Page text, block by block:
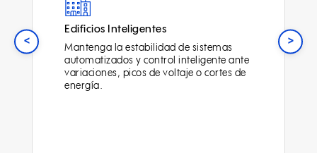
Edificios Inteligentes
Mantenga la estabilidad de sistemas
automatizados y control inteligente ante
variaciones, picos de voltaje o cortes de
energía.
>
<